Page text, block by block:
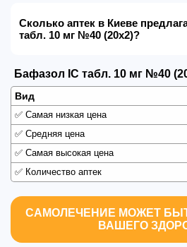
Сколько аптек в Киеве
табл. 10 мг №40 (20х2)?
Бафазол IC табл. 10 мг №40
Вид
✅ Самая низкая цена
✅ Средняя цена
✅ Самая высокая цена
✅ Количество аптек
САМОЛЕЧЕНИЕ МОЖЕТ
ВАШЕГО